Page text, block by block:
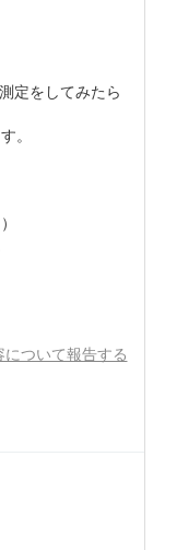
定をしてみたら
。
について報告する